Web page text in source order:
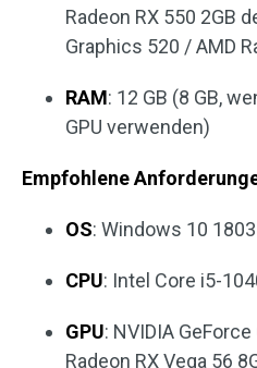
Radeon RX 550 2GB
Graphics 520 / AMD
RAM: 12 GB (8 GB,
GPU verwenden)
Empfohlene
OS: Windows 10
CPU: Intel Core i5-
GPU: NVIDIA
Radeon RX Vega 56